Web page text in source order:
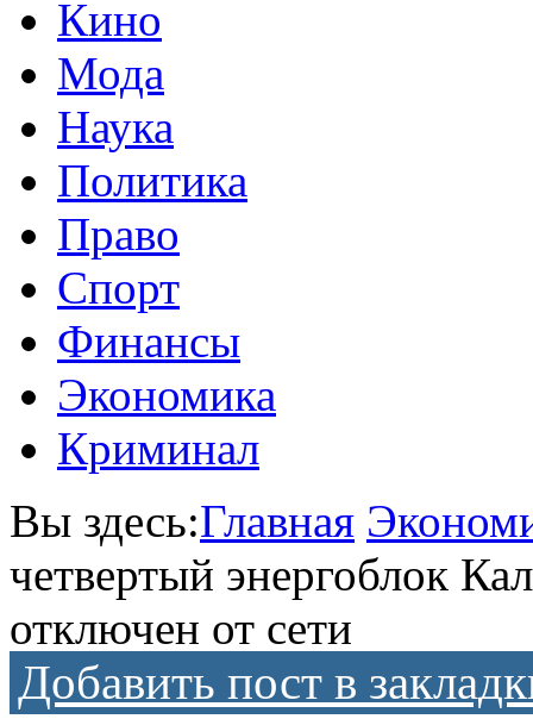
Кино
Мода
Наука
Политика
Право
Спорт
Финансы
Экономика
Криминал
Вы здесь:Главная
четвертый энергоблок
отключен от сети
Добавить пост в